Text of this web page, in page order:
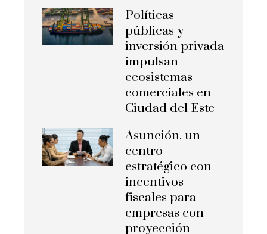
Políticas
públicas y
inversión privada
impulsan
ecosistemas
comerciales en
Ciudad del Este
Asunción, un
centro
estratégico con
incentivos
fiscales para
empresas con
proyección